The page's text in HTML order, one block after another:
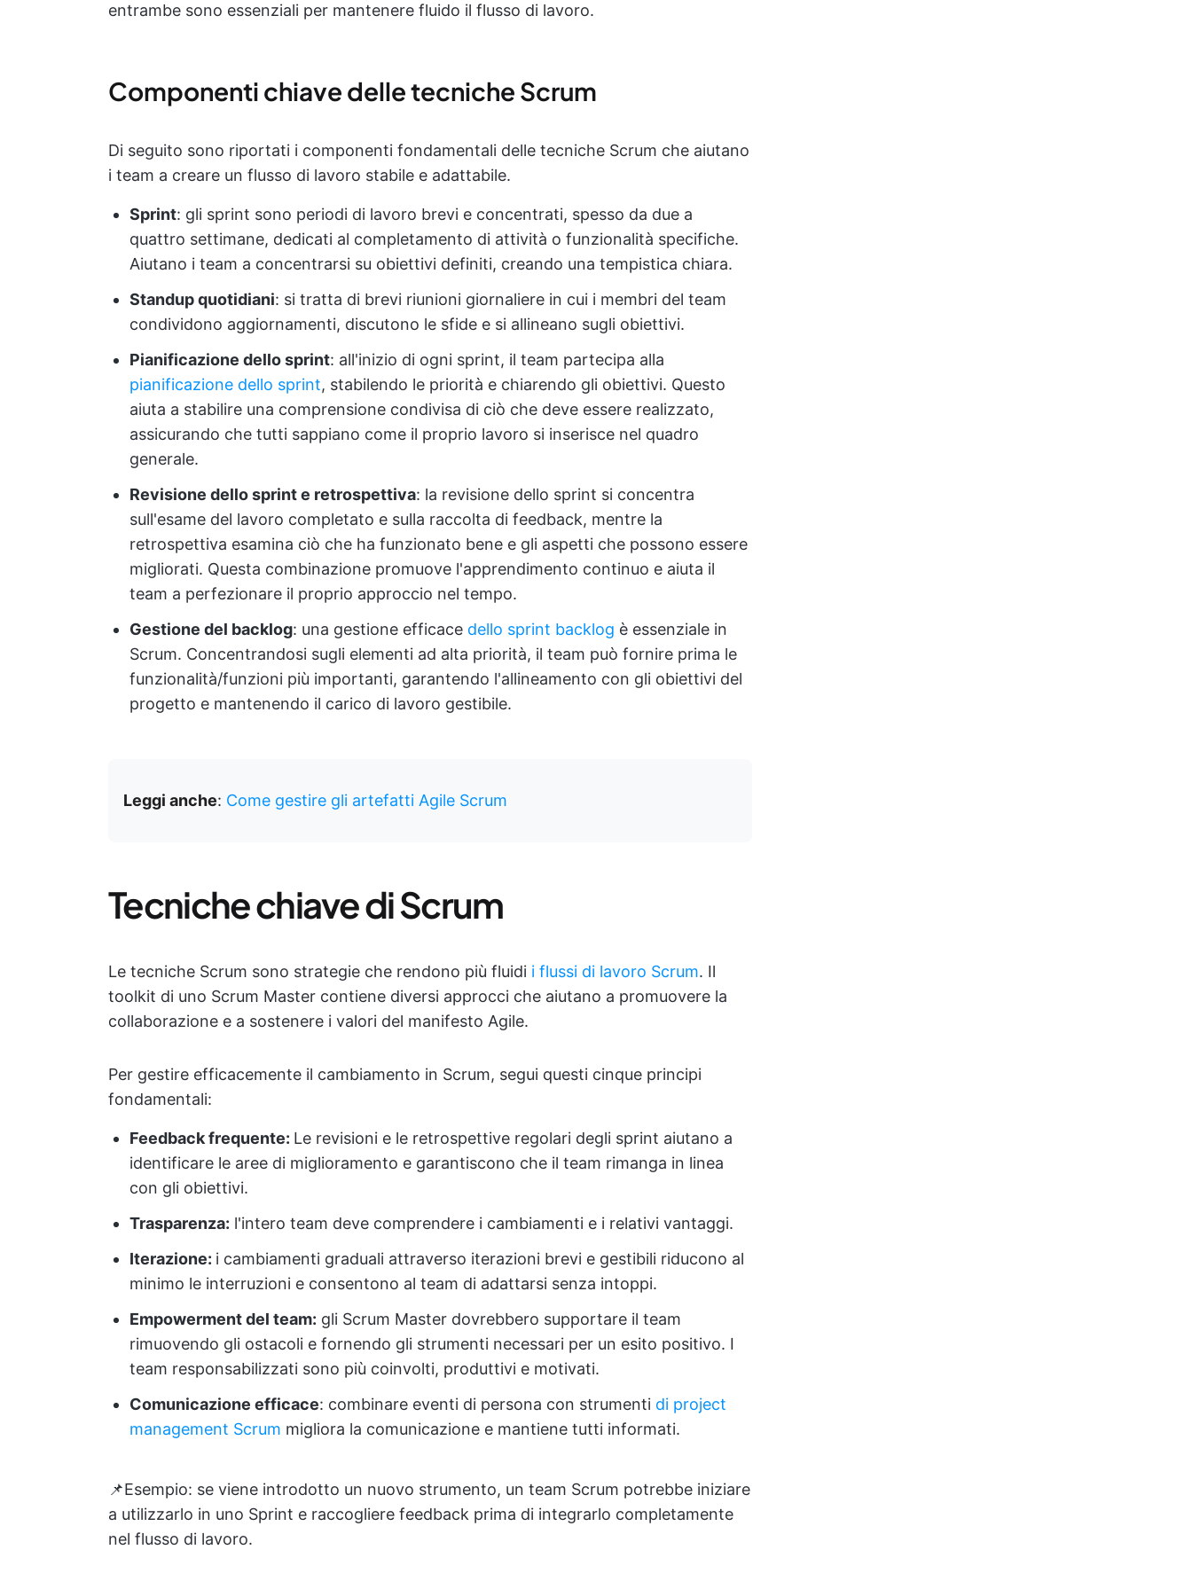
entrambe sono essenziali per mantenere fluido il flusso di lavoro.
Componenti chiave delle tecniche Scrum
Di seguito sono riportati i componenti fondamentali delle tecniche Scrum che aiutano
i team a creare un flusso di lavoro stabile e adattabile.
Sprint: gli sprint sono periodi di lavoro brevi e concentrati, spesso da due a
quattro settimane, dedicati al completamento di attività o funzionalità specifiche.
Aiutano i team a concentrarsi su obiettivi definiti, creando una tempistica chiara.
Standup quotidiani: si tratta di brevi riunioni giornaliere in cui i membri del team
condividono aggiornamenti, discutono le sfide e si allineano sugli obiettivi.
Pianificazione dello sprint: all'inizio di ogni sprint, il team partecipa alla
pianificazione dello sprint, stabilendo le priorità e chiarendo gli obiettivi. Questo
aiuta a stabilire una comprensione condivisa di ciò che deve essere realizzato,
assicurando che tutti sappiano come il proprio lavoro si inserisce nel quadro
generale.
Revisione dello sprint e retrospettiva: la revisione dello sprint si concentra
sull'esame del lavoro completato e sulla raccolta di feedback, mentre la
retrospettiva esamina ciò che ha funzionato bene e gli aspetti che possono essere
migliorati. Questa combinazione promuove l'apprendimento continuo e aiuta il
team a perfezionare il proprio approccio nel tempo.
Gestione del backlog: una gestione efficace dello sprint backlog è essenziale in
Scrum. Concentrandosi sugli elementi ad alta priorità, il team può fornire prima le
funzionalità/funzioni più importanti, garantendo l'allineamento con gli obiettivi del
progetto e mantenendo il carico di lavoro gestibile.
Leggi anche: Come gestire gli artefatti Agile Scrum
Tecniche chiave di Scrum
Le tecniche Scrum sono strategie che rendono più fluidi i flussi di lavoro Scrum. Il
toolkit di uno Scrum Master contiene diversi approcci che aiutano a promuovere la
collaborazione e a sostenere i valori del manifesto Agile.
Per gestire efficacemente il cambiamento in Scrum, segui questi cinque principi
fondamentali:
Feedback frequente: Le revisioni e le retrospettive regolari degli sprint aiutano a
identificare le aree di miglioramento e garantiscono che il team rimanga in linea
con gli obiettivi.
Trasparenza: l'intero team deve comprendere i cambiamenti e i relativi vantaggi.
Iterazione: i cambiamenti graduali attraverso iterazioni brevi e gestibili riducono al
minimo le interruzioni e consentono al team di adattarsi senza intoppi.
Empowerment del team: gli Scrum Master dovrebbero supportare il team
rimuovendo gli ostacoli e fornendo gli strumenti necessari per un esito positivo. I
team responsabilizzati sono più coinvolti, produttivi e motivati.
Comunicazione efficace: combinare eventi di persona con strumenti di project
management Scrum migliora la comunicazione e mantiene tutti informati.
📌Esempio: se viene introdotto un nuovo strumento, un team Scrum potrebbe iniziare
a utilizzarlo in uno Sprint e raccogliere feedback prima di integrarlo completamente
nel flusso di lavoro.